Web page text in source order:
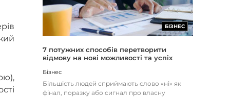
БІЗНЕС
7 потужних способів перетворити
відмову на нові можливості та успіх
Бізнес
Більшість людей сприймають слово «ні» як
фінал, поразку або сигнал про власну